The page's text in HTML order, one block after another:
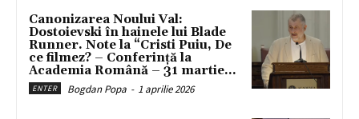
Canonizarea Noului Val:
Dostoievski în hainele lui Blade
Runner. Note la “Cristi Puiu, De
ce filmez? – Conferință la
Academia Română – 31 martie...
ENTER Bogdan Popa - 1 aprilie 2026